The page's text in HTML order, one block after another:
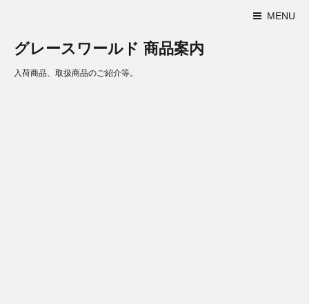
MENU
グレースワールド 商品案内
入荷商品、取扱商品のご紹介等。